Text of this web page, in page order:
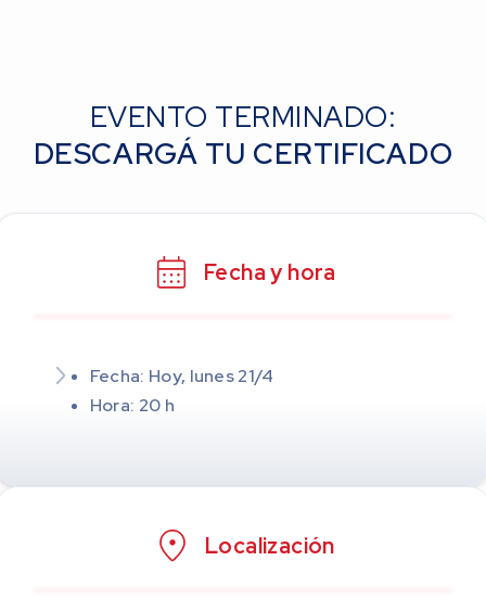
EVENTO TERMINADO:
DESCARGÁ TU CERTIFICADO
Fecha y hora
Fecha: Hoy, lunes 21/4
Hora: 20 h
Localización